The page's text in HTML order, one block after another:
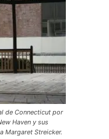
de Connecticut por
Haven y sus
Margaret Streicker.